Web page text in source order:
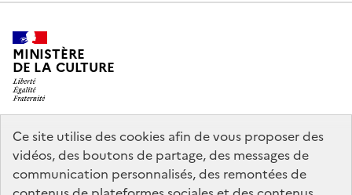
Ce site utilise des cookies afin de vous proposer des
vidéos, des boutons de partage, des messages de
communication personnalisés, des remontées de
MINISTÈRE
DE LA CULTURE
legifrance.gouv.fr
info.gouv.fr
service-public.gouv.fr
data.gouv.fr